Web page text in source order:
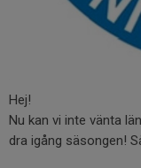
Hej!
Nu kan vi inte vänta
dra igång säsongen!